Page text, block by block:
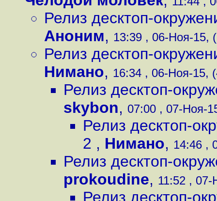
Релиз десктоп-
Аноним, 13:39 , 06-Ноя-15,
Релиз десктоп-
Нимано, 16:34 , 06-Ноя-15,
Релиз десктоп-
skybon, 07:00 , 07-Ноя-
Релиз десктоп-
2 , Нимано, 14:46 ,
Релиз десктоп-
prokoudine, 11:52 ,
Релиз десктоп-